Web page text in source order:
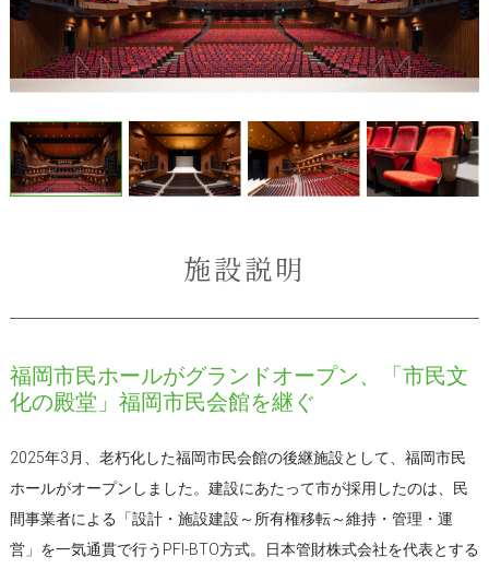
施設説明
福岡市民ホールがグランドオープン、「市民文
化の殿堂」福岡市民会館を継ぐ
2025年3月、老朽化した福岡市民会館の後継施設として、福岡市民
ホールがオープンしました。建設にあたって市が採用したのは、民
間事業者による「設計・施設建設～所有権移転～維持・管理・運
営」を一気通貫で行うPFI-BTO方式。日本管財株式会社を代表とする